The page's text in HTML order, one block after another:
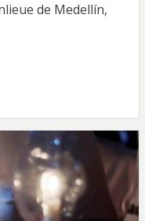
de Medellín,